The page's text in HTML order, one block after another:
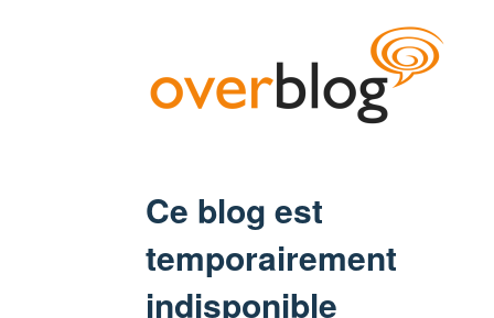
Ce blog est
temporairement
indisponible